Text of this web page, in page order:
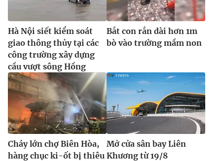
Hà Nội siết kiểm soát
giao thông thủy tại các
công trường xây dựng
cầu vượt sông Hồng
Bắt con rắn dài hơn 1m
bò vào trường mầm non
Cháy lớn chợ Biên Hòa,
hàng chục ki-ốt bị thiêu
Mở cửa sân bay Liên
Khương từ 19/8